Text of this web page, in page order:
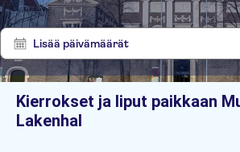
Lisää päivämäärät
SuodataHinta (per aikuinen)
Nouto hotellilta
Tyhjennä
Näytä
1
tulosta
Kierrokset ja liput paikkaan
Lakenhal